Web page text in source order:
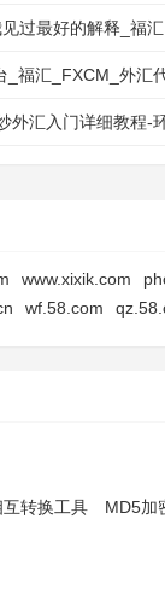
过最好的解释_福
_福汇_FXCM_外汇
外汇入门详细教程-
www.xixik.com
wf.58.com
转换工具
MD5加